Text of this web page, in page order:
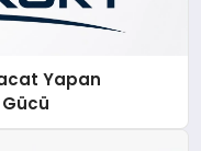
Yapan